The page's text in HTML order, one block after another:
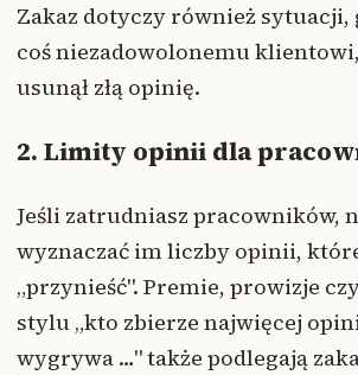
Zakaz dotyczy również sytuacji,
coś niezadowolonemu
usunął złą opinię.
2. Limity opinii dla
Jeśli zatrudniasz pracowników,
wyznaczać im liczby opinii,
„przynieść". Premie, prowizje
stylu „kto zbierze najwięcej
wygrywa …" także podlegają